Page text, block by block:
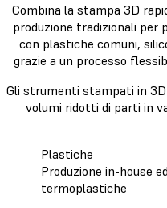
Combina la stampa 3D
produzione tradizionali
con plastiche comuni,
grazie a un processo
Gli strumenti stampati in
volumi ridotti di parti in
Plastiche
Produzione in-house
termoplastiche